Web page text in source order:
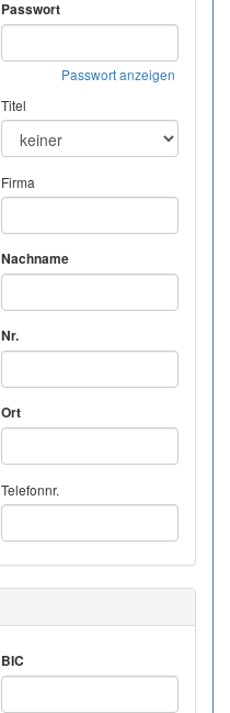
Passwort
Passwort anzeigen
Titel
Firma
Nachname
Nr.
Ort
Telefonnr.
BIC